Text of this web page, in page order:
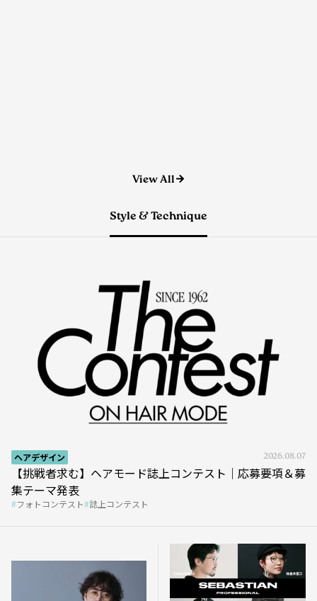
【挑戦者求む】ヘアモード誌上コンテスト｜応募要項＆募
集テーマ発表
フォトコンテスト